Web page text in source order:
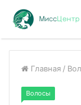
Главная /
Волосы